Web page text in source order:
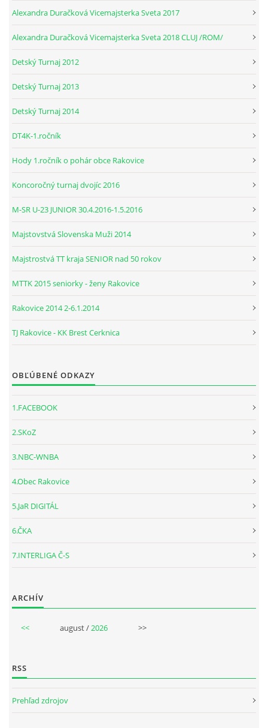
Alexandra Duračková Vicemajsterka Sveta 2017
Alexandra Duračková Vicemajsterka Sveta 2018 CLUJ /ROM/
Detský Turnaj 2012
Detský Turnaj 2013
Detský Turnaj 2014
DT4K-1.ročník
Hody 1.ročník o pohár obce Rakovice
Koncoročný turnaj dvojíc 2016
M-SR U-23 JUNIOR 30.4.2016-1.5.2016
Majstovstvá Slovenska Muži 2014
Majstrostvá TT kraja SENIOR nad 50 rokov
MTTK 2015 seniorky - ženy Rakovice
Rakovice 2014 2-6.1.2014
TJ Rakovice - KK Brest Cerknica
OBĽÚBENÉ ODKAZY
1.FACEBOOK
2.SKoZ
3.NBC-WNBA
4.Obec Rakovice
5.JaR DIGITÁL
6.ČKA
7.INTERLIGA Č-S
ARCHÍV
<< august / 2026 >>
RSS
Prehľad zdrojov